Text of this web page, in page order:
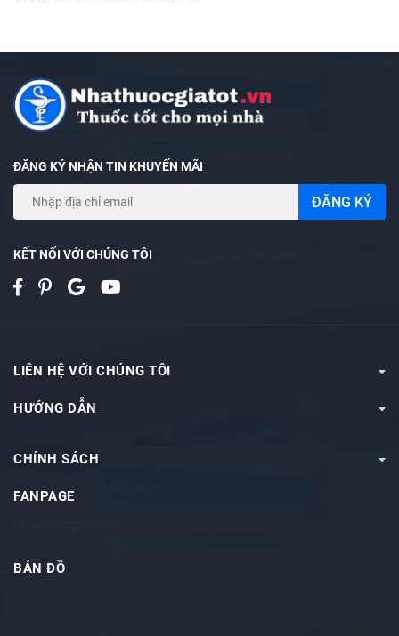
ĐĂNG KÝ NHẬN TIN KHUYẾN MÃI
ĐĂNG KÝ
KẾT NỐI VỚI CHÚNG TÔI
LIÊN HỆ VỚI CHÚNG TÔI
HƯỚNG DẪN
CHÍNH SÁCH
FANPAGE
BẢN ĐỒ